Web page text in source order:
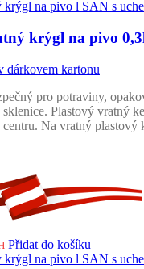
krýgl na pivo
dárkovem kartonu
pro potraviny,
sklenice. Plastový vratný
Na vratný
Přidat do košíku